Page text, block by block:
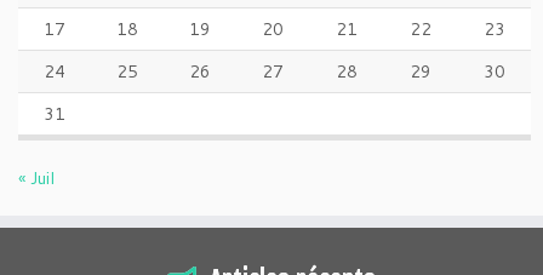
17
18 19 20 21 22
23
24
25 26 27 28 29
30
31
« Juil